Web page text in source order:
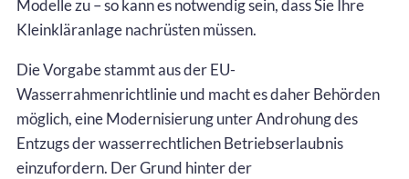
Modelle zu – so kann es notwendig sein, dass Sie Ihre
Kleinkläranlage nachrüsten müssen.
Die Vorgabe stammt aus der EU-
Wasserrahmenrichtlinie und macht es daher Behörden
möglich, eine Modernisierung unter Androhung des
Entzugs der wasserrechtlichen Betriebserlaubnis
einzufordern. Der Grund hinter der